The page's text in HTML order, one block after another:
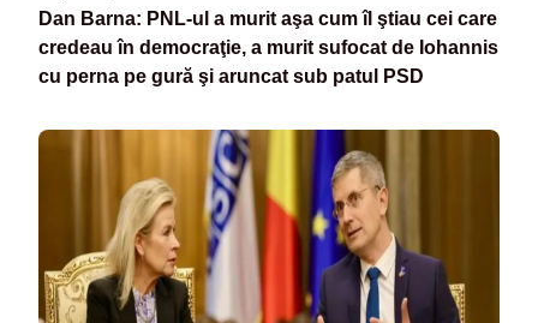
Dan Barna: PNL-ul a murit aşa cum îl ştiau cei care
credeau în democraţie, a murit sufocat de Iohannis
cu perna pe gură şi aruncat sub patul PSD